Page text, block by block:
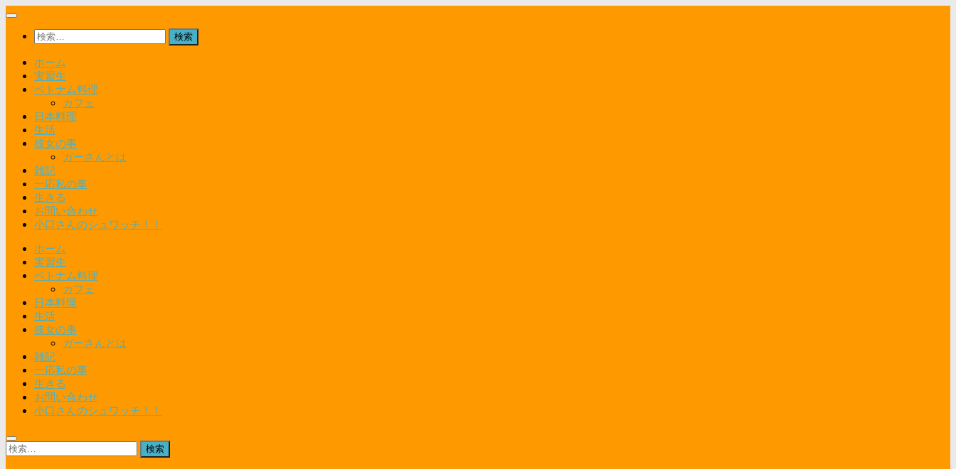
コ
検
索:
ホーム
実習生
ベトナム料理
カフェ
日本料理
生活
彼女の事
ガーさんとは
雑記
一応私の事
生きる
お問い合わせ
小口さんのシュワッチ！！
ホーム
実習生
ベトナム料理
カフェ
日本料理
生活
彼女の事
ガーさんとは
雑記
一応私の事
生きる
お問い合わせ
小口さんのシュワッチ！！
検
索: